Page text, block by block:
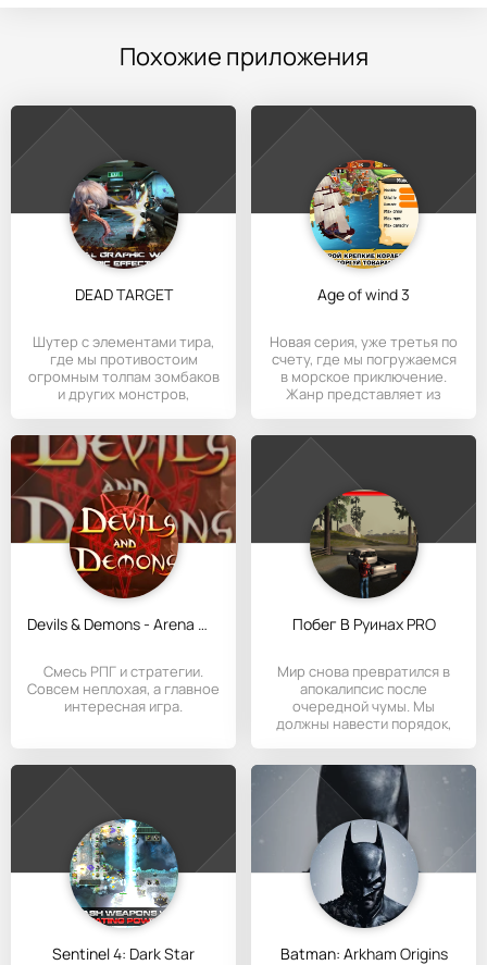
Похожие приложения
DEAD TARGET
Шутер с элементами тира,
где мы противостоим
огромным толпам зомбаков
и других монстров,
Age of wind 3
Новая серия, уже третья по
счету, где мы погружаемся
в морское приключение.
Жанр представляет из
Devils & Demons - Arena Wars
Смесь РПГ и стратегии.
Совсем неплохая, а главное
интересная игра.
Побег В Руинах PRO
Мир снова превратился в
апокалипсис после
очередной чумы. Мы
должны навести порядок,
Sentinel 4: Dark Star Batman: Arkham Origins